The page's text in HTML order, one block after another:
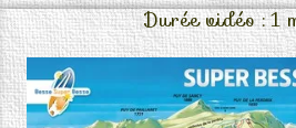
Durée vidéo : 1